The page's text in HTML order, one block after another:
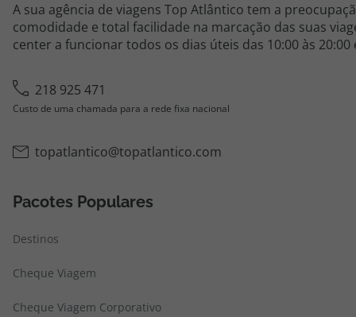
A sua agência de viagens Top Atlântico tem a
comodidade e total facilidade na marcação das suas
center a funcionar todos os dias úteis das 10:00 às 20:00
218 925 471
Custo de uma chamada para a rede fixa nacional
topatlantico@topatlantico.com
Pacotes Populares
Destinos
Cheque Viagem
Cheque Viagem Corporativo